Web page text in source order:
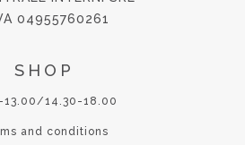
04955760261
SHOP
13.00/14.30-18.00
and conditions